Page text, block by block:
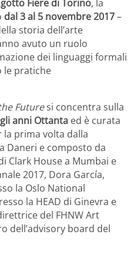
Fiere di Torino, la
dal 3 al 5 novembre 2017–
storia dell’arte
avuto un ruolo
dei linguaggi formali
le pratiche
Futuresi concentra sulla
anni Ottanta ed è curata
prima volta dalla
Daneri e composto da
Clark House a Mumbai e
2017, Dora García,
la Oslo National
la HEAD di Ginevra e
del FHNW Art
dell’advisory board del